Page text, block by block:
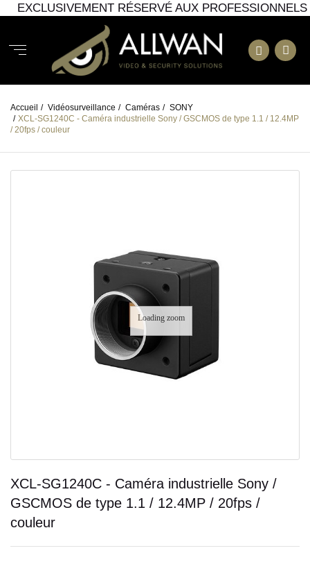
EXCLUSIVEMENT RÉSERVÉ AUX PROFESSIONNELS
Accueil / Vidéosurveillance / Caméras / SONY
/ XCL-SG1240C - Caméra industrielle Sony / GSCMOS de type 1.1 / 12.4MP
/ 20fps / couleur
Loading zoom
XCL-SG1240C - Caméra industrielle Sony /
GSCMOS de type 1.1 / 12.4MP / 20fps /
couleur